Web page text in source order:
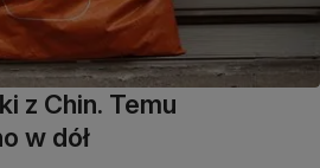
z Chin. Temu
w dół